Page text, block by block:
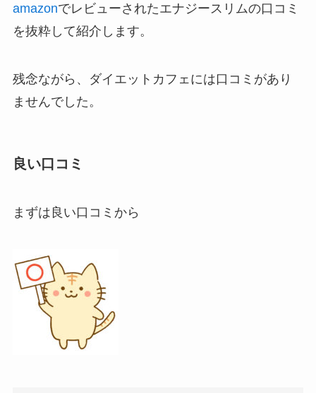
amazonでレビューされたエナジースリムの口コミ
を抜粋して紹介します。
残念ながら、ダイエットカフェには口コミがあり
ませんでした。
良い口コミ
まずは良い口コミから